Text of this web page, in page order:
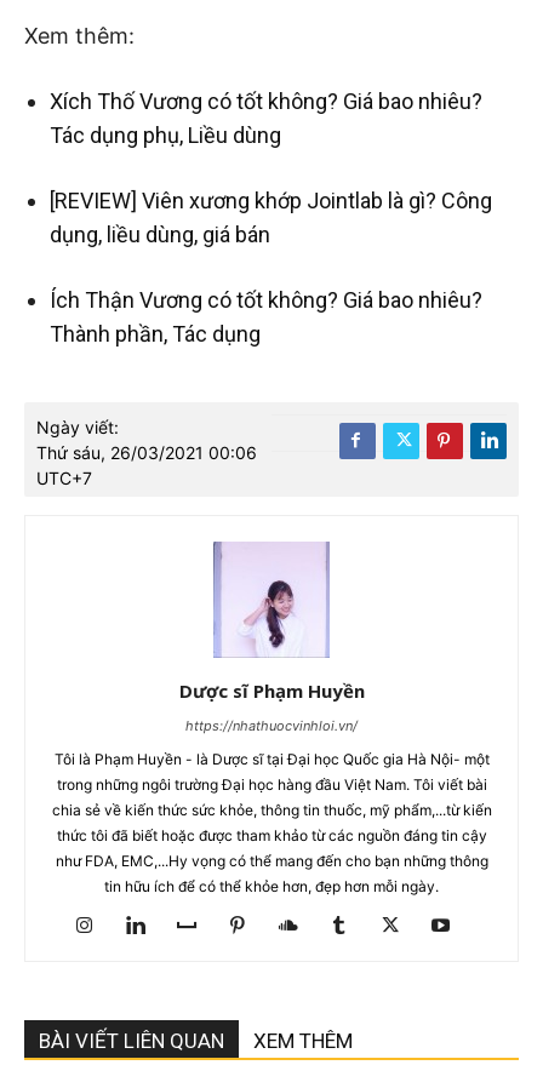
Xem thêm:
Xích Thố Vương có tốt không? Giá bao nhiêu?
Tác dụng phụ, Liều dùng
[REVIEW] Viên xương khớp Jointlab là gì? Công
dụng, liều dùng, giá bán
Ích Thận Vương có tốt không? Giá bao nhiêu?
Thành phần, Tác dụng
Ngày viết:
Thứ sáu, 26/03/2021 00:06
UTC+7
Dược sĩ Phạm Huyền
https://nhathuocvinhloi.vn/
Tôi là Phạm Huyền - là Dược sĩ tại Đại học Quốc gia Hà Nội- một
trong những ngôi trường Đại học hàng đầu Việt Nam. Tôi viết bài
chia sẻ về kiến thức sức khỏe, thông tin thuốc, mỹ phẩm,...từ kiến
thức tôi đã biết hoặc được tham khảo từ các nguồn đáng tin cậy
như FDA, EMC,...Hy vọng có thể mang đến cho bạn những thông
tin hữu ích để có thể khỏe hơn, đẹp hơn mỗi ngày.
BÀI VIẾT LIÊN QUAN XEM THÊM